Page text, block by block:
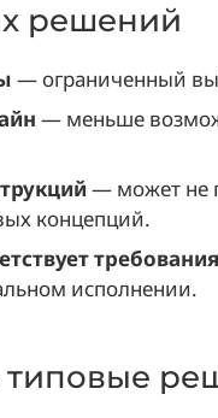
решений
— ограниченный
— меньше
— может не
концепций.
исполнении.
типовые